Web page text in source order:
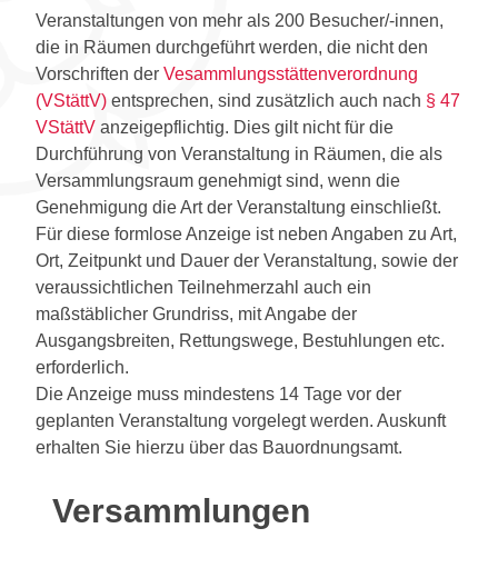
Veranstaltungen von mehr als 200 Besucher/-innen,
die in Räumen durchgeführt werden, die nicht den
Vorschriften der Vesammlungsstättenverordnung
(VStättV) entsprechen, sind zusätzlich auch nach § 47
VStättV anzeigepflichtig. Dies gilt nicht für die
Durchführung von Veranstaltung in Räumen, die als
Versammlungsraum genehmigt sind, wenn die
Genehmigung die Art der Veranstaltung einschließt.
Für diese formlose Anzeige ist neben Angaben zu Art,
Ort, Zeitpunkt und Dauer der Veranstaltung, sowie der
veraussichtlichen Teilnehmerzahl auch ein
maßstäblicher Grundriss, mit Angabe der
Ausgangsbreiten, Rettungswege, Bestuhlungen etc.
erforderlich.
Die Anzeige muss mindestens 14 Tage vor der
geplanten Veranstaltung vorgelegt werden. Auskunft
erhalten Sie hierzu über das Bauordnungsamt.
Versammlungen